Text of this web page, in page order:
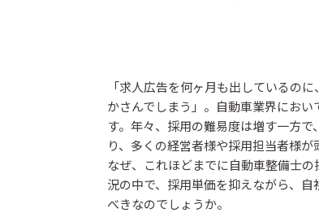
「求人広告を何ヶ月も出しているの
かさんでしまう」。自動車業界にお
す。年々、採用の難易度は増す一方
り、多くの経営者様や採用担当者様が
なぜ、これほどまでに自動車整備士
況の中で、採用単価を抑えながら、
べきなのでしょうか。